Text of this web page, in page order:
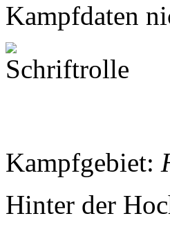
Kampfdaten
Kampfgebiet:
Hinter der